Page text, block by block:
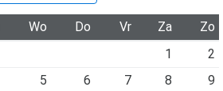
Wo Do Vr Za
Zo
1
2
5 6 7 8
9